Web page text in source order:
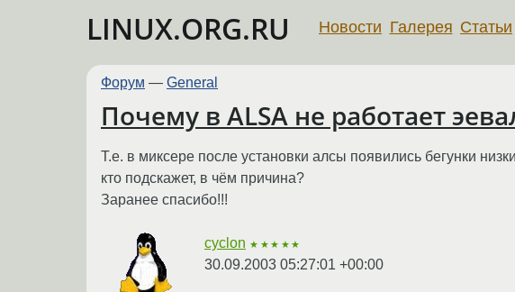
LINUX.ORG.RU Новости Галерея Статьи
Форум — General
Почему в ALSA не работает
Т.е. в миксере после установки алсы появились бегунки
кто подскажет, в чём причина?
Заранее спасибо!!!
cyclon ★★★★★
30.09.2003 05:27:01 +00:00